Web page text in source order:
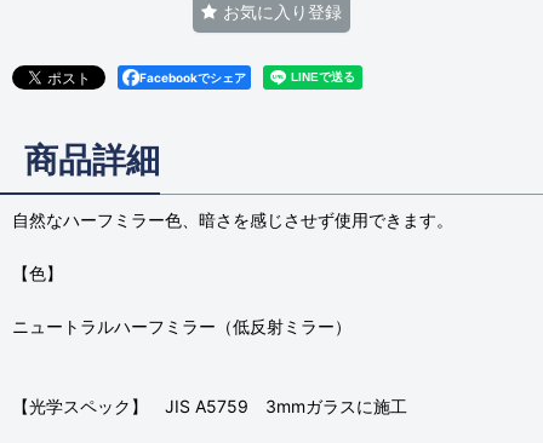
お気に入り登録
Facebookでシェア
商品詳細
自然なハーフミラー色、暗さを感じさせず使用できます。
【色】
ニュートラルハーフミラー（低反射ミラー）
【光学スペック】 JIS A5759 3mmガラスに施工